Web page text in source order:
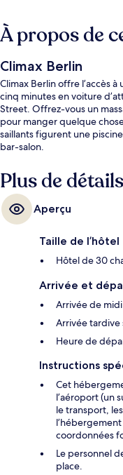
À propos de
Climax Berlin
Climax Berlin offre l’accès
cinq minutes en voiture
Street. Offrez-vous un
pour manger quelque
saillants figurent une
bar-salon.
Plus de
Aperçu
Taille de l’hôtel
Hôtel de 30
Arrivée et
Arrivée de midi
Arrivée tardive
Heure de
Instructions
Cet
l’aéroport (un
le transport,
l’hébergement
coordonnées
Le personnel
place.